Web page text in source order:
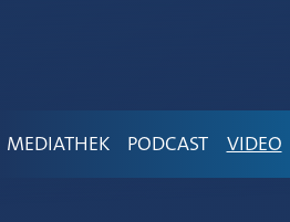
MEDIATHEK PODCAST VIDEO